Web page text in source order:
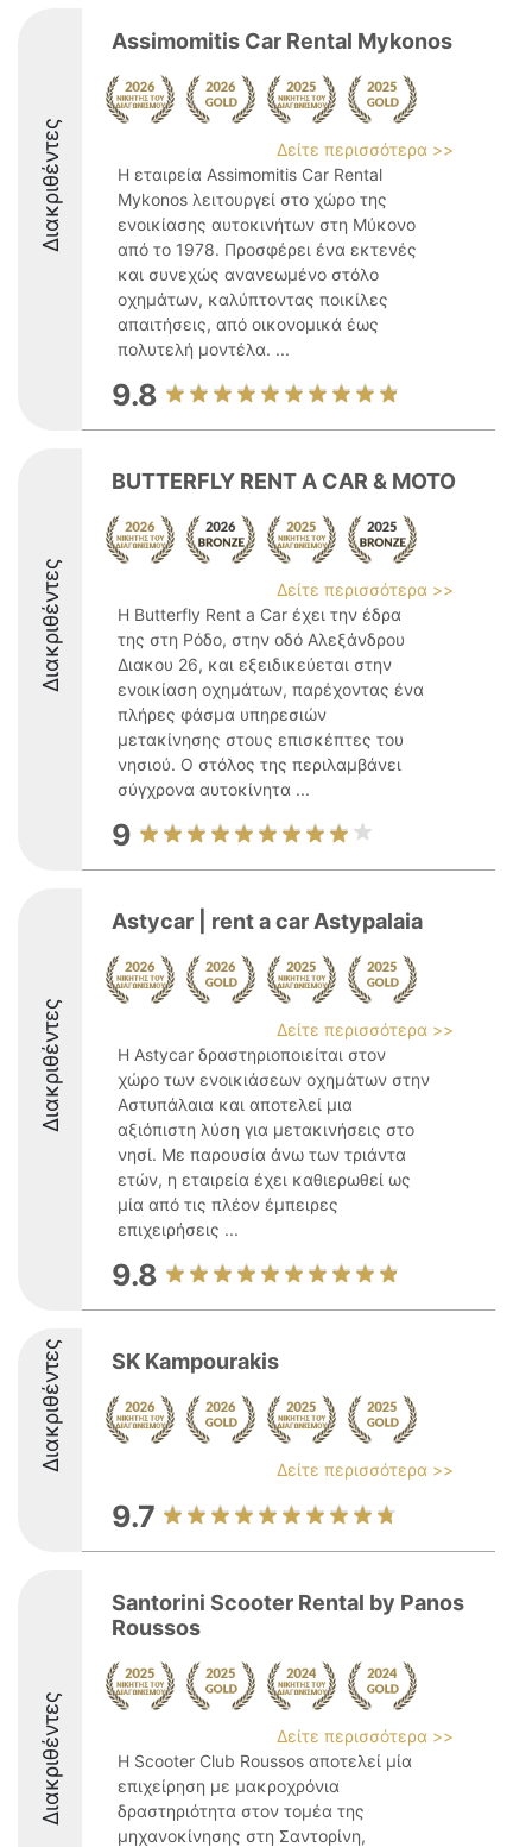
Διακριθέντες
Assimomitis Car Rental Mykonos
Δείτε περισσότερα >>
Η εταιρεία Assimomitis Car Rental
Mykonos λειτουργεί στο χώρο της
ενοικίασης αυτοκινήτων στη Μύκονο
από το 1978. Προσφέρει ένα εκτενές
και συνεχώς ανανεωμένο στόλο
οχημάτων, καλύπτοντας ποικίλες
απαιτήσεις, από οικονομικά έως
πολυτελή μοντέλα. ...
9.8
Διακριθέντες
BUTTERFLY RENT A CAR & MOTO
Δείτε περισσότερα >>
Η Butterfly Rent a Car έχει την έδρα
της στη Ρόδο, στην οδό Αλεξάνδρου
Διακου 26, και εξειδικεύεται στην
ενοικίαση οχημάτων, παρέχοντας ένα
πλήρες φάσμα υπηρεσιών
μετακίνησης στους επισκέπτες του
νησιού. Ο στόλος της περιλαμβάνει
σύγχρονα αυτοκίνητα ...
9
Διακριθέντες
Astycar | rent a car Astypalaia
Δείτε περισσότερα >>
Η Astycar δραστηριοποιείται στον
χώρο των ενοικιάσεων οχημάτων στην
Αστυπάλαια και αποτελεί μια
αξιόπιστη λύση για μετακινήσεις στο
νησί. Με παρουσία άνω των τριάντα
ετών, η εταιρεία έχει καθιερωθεί ως
μία από τις πλέον έμπειρες
επιχειρήσεις ...
9.8
Διακριθέντες SK Kampourakis
Δείτε περισσότερα >>
9.7
Διακριθέντες
Santorini Scooter Rental by Panos
Roussos
Δείτε περισσότερα >>
Η Scooter Club Roussos αποτελεί μία
επιχείρηση με μακροχρόνια
δραστηριότητα στον τομέα της
μηχανοκίνησης στη Σαντορίνη,